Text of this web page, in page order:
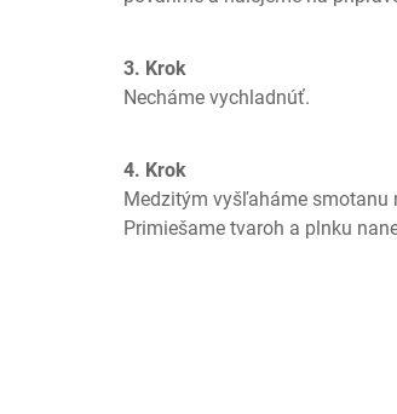
3. Krok
Necháme vychladnúť.
4. Krok
Medzitým vyšľaháme smotanu
Primiešame tvaroh a plnku